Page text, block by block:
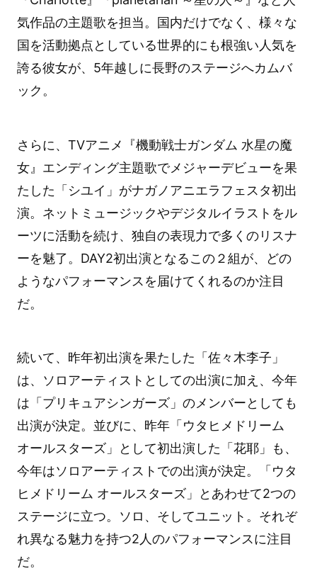
気作品の主題歌を担当。国内だけでなく、様々な
国を活動拠点としている世界的にも根強い人気を
誇る彼女が、5年越しに長野のステージへカムバ
ック。
さらに、TVアニメ『機動戦士ガンダム 水星の魔
女』エンディング主題歌でメジャーデビューを果
たした「シユイ」がナガノアニエラフェスタ初出
演。ネットミュージックやデジタルイラストをル
ーツに活動を続け、独自の表現力で多くのリスナ
ーを魅了。DAY2初出演となるこの２組が、どの
ようなパフォーマンスを届けてくれるのか注目
だ。
続いて、昨年初出演を果たした「佐々木李子」
は、ソロアーティストとしての出演に加え、今年
は「プリキュアシンガーズ」のメンバーとしても
出演が決定。並びに、昨年「ウタヒメドリーム
オールスターズ」として初出演した「花耶」も、
今年はソロアーティストでの出演が決定。「ウタ
ヒメドリーム オールスターズ」とあわせて2つの
ステージに立つ。ソロ、そしてユニット。それぞ
れ異なる魅力を持つ2人のパフォーマンスに注目
だ。